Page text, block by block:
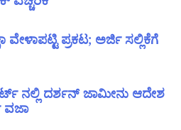
ವೇಳಾಪಟ್ಟಿ ಪ್ರಕಟ; ಅರ್ಜಿ ಸಲ್ಲಿಕೆಗೆ
ನಲ್ಲಿ ದರ್ಶನ್ ಜಾಮೀನು ಆದೇಶ
ವಜಾ